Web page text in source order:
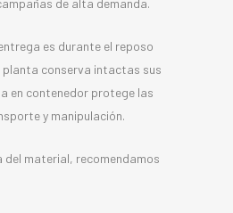
es durante el reposo
planta conserva intactas sus
en contenedor protege las
y manipulación.
del material, recomendamos